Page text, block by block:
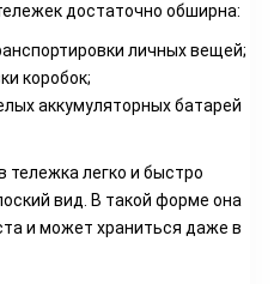
достаточно обширна:
личных вещей;
коробок;
аккумуляторных батарей
легко и быстро
вид. В такой форме она
и может храниться даже в